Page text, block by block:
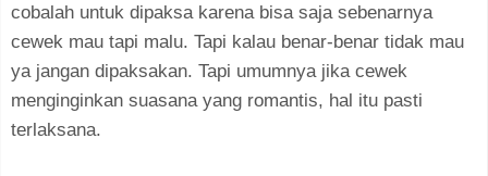
cobalah untuk dipaksa karena bisa saja sebenarnya
cewek mau tapi malu. Tapi kalau benar-benar tidak mau
ya jangan dipaksakan. Tapi umumnya jika cewek
menginginkan suasana yang romantis, hal itu pasti
terlaksana.